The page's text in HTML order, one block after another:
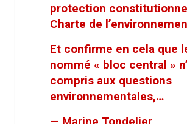
protection
Charte de
Et confirme en cela que
nommé « bloc central »
compris aux questions
environnementales,…
— Marine Tondelier